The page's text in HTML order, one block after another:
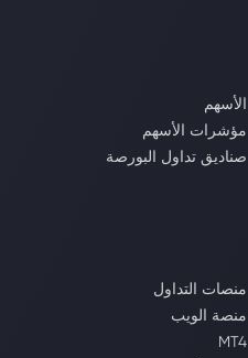
الأسهم
مؤشرات الأسهم
صناديق تداول البورصة
منصات التداول
منصة الويب
MT4